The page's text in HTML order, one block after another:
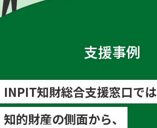
支援事例
INPIT知財総合支援窓口では
知的財産の側面から、